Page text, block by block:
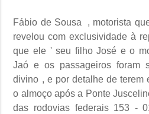
Fábio de Sousa , motorista
revelou com exclusividade à
que ele ' seu filho José e o
Jaó e os passageiros foram
divino , e por detalhe de terem
o almoço após a Ponte
das rodovias federais 153 -